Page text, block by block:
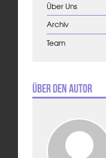
Über Uns
Archiv
Team
Über den Autor